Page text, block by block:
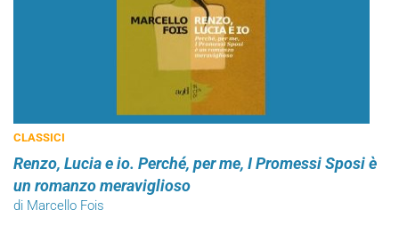
CLASSICI
Renzo, Lucia e io. Perché, per me, I Promessi Sposi è
un romanzo meraviglioso
di Marcello Fois